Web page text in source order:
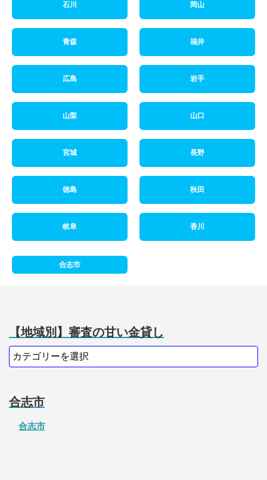
石川 岡山
青森 福井
広島 岩手
山梨 山口
宮城 長野
徳島 秋田
岐阜 香川
合志市
【地域別】審査の甘い金貸し
合志市
合志市